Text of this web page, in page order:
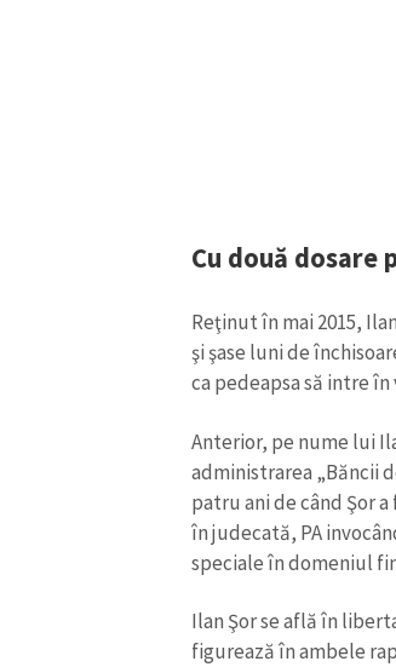
Cu două dosare
Reţinut în mai 2015,
şi şase luni de
ca pedeapsa să intre
Anterior, pe nume lui
administrarea „Băncii
patru ani de când Şor
în judecată, PA
speciale în domeniul
Ilan Şor se află în
figurează în ambele